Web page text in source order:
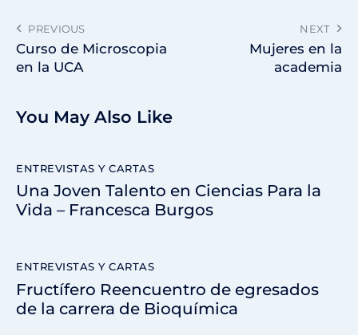
PREVIOUS
Curso de Microscopia
en la UCA
NEXT
Mujeres en la
academia
You May Also Like
ENTREVISTAS Y CARTAS
Una Joven Talento en Ciencias Para la
Vida – Francesca Burgos
ENTREVISTAS Y CARTAS
Fructífero Reencuentro de egresados
de la carrera de Bioquímica